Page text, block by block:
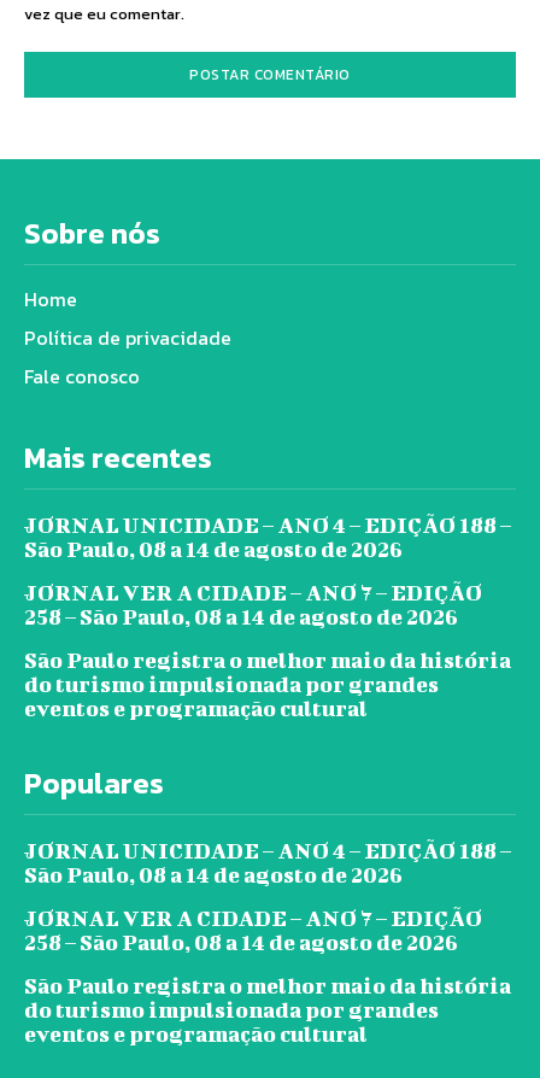
vez que eu comentar.
Sobre nós
Home
Política de privacidade
Fale conosco
Mais recentes
JORNAL UNICIDADE – ANO 4 – EDIÇÃO 188 –
São Paulo, 08 a 14 de agosto de 2026
JORNAL VER A CIDADE – ANO 7 – EDIÇÃO
258 – São Paulo, 08 a 14 de agosto de 2026
São Paulo registra o melhor maio da história
do turismo impulsionada por grandes
eventos e programação cultural
Populares
JORNAL UNICIDADE – ANO 4 – EDIÇÃO 188 –
São Paulo, 08 a 14 de agosto de 2026
JORNAL VER A CIDADE – ANO 7 – EDIÇÃO
258 – São Paulo, 08 a 14 de agosto de 2026
São Paulo registra o melhor maio da história
do turismo impulsionada por grandes
eventos e programação cultural